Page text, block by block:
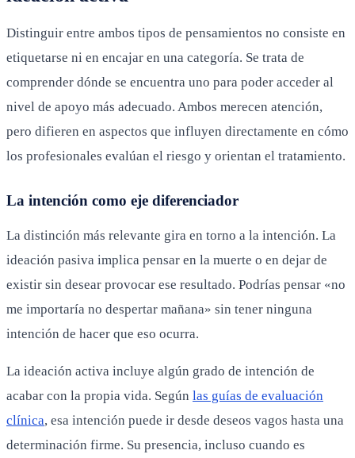
Distinguir entre ambos tipos de pensamientos no consiste en
etiquetarse ni en encajar en una categoría. Se trata de
comprender dónde se encuentra uno para poder acceder al
nivel de apoyo más adecuado. Ambos merecen atención,
pero difieren en aspectos que influyen directamente en cómo
los profesionales evalúan el riesgo y orientan el tratamiento.
La intención como eje diferenciador
La distinción más relevante gira en torno a la intención. La
ideación pasiva implica pensar en la muerte o en dejar de
existir sin desear provocar ese resultado. Podrías pensar «no
me importaría no despertar mañana» sin tener ninguna
intención de hacer que eso ocurra.
La ideación activa incluye algún grado de intención de
acabar con la propia vida. Según las guías de evaluación
clínica, esa intención puede ir desde deseos vagos hasta una
determinación firme. Su presencia, incluso cuando es